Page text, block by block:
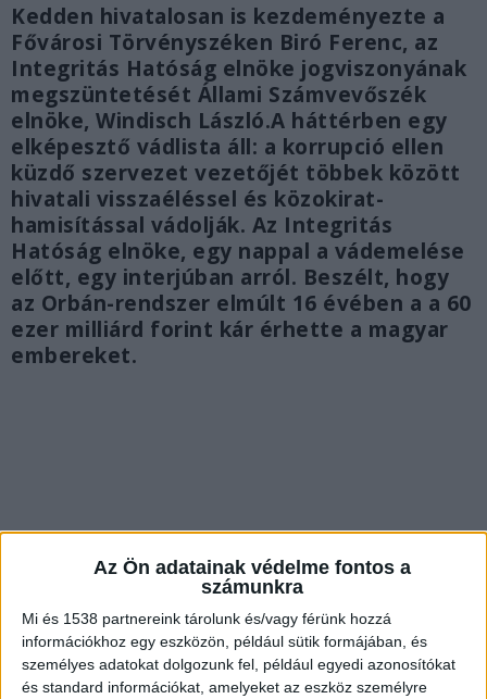
Az Ön adatainak védelme fontos a
számunkra
Mi és 1538 partnereink tárolunk és/vagy férünk hozzá
információkhoz egy eszközön, például sütik formájában, és
személyes adatokat dolgozunk fel, például egyedi azonosítókat
és standard információkat, amelyeket az eszköz személyre
Kedden hivatalosan is kezdeményezte a
Fővárosi Törvényszéken Biró Ferenc, az
Integritás Hatóság elnöke jogviszonyának
megszüntetését Állami Számvevőszék
elnöke, Windisch László.A háttérben egy
elképesztő vádlista áll: a korrupció ellen
küzdő szervezet vezetőjét többek között
hivatali visszaéléssel és közokirat-
hamisítással vádolják. Az Integritás
Hatóság elnöke, egy nappal a vádemelése
előtt, egy interjúban arról. Beszélt, hogy
az Orbán-rendszer elmúlt 16 évében a a 60
ezer milliárd forint kár érhette a magyar
embereket.